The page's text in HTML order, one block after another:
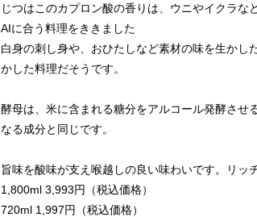
じつはこのカプロン酸の香りは、ウニやイクラな
AIに合う料理をききました
白身の刺し身や、おひたしなど素材の味を生か
かした料理だそうです。
酵母は、米に含まれる糖分をアルコール発酵させ
なる成分と同じです。
旨味を酸味が支え喉越しの良い味わいです。リッ
1,800ml 3,993円（税込価格）
720ml 1,997円（税込価格）